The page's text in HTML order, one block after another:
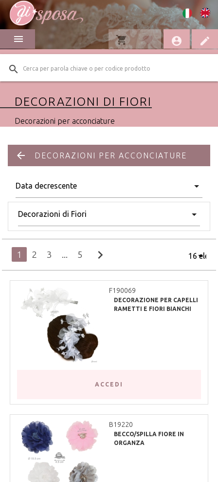
menu edit
account_circle
favorite
shopping_cart
search
DECORAZIONI DI FIORI
Decorazioni per acconciature
arrow_back DECORAZIONI PER ACCONCIATURE
1 2 3 ... 5 chevron_right
F190069
DECORAZIONE PER CAPELLI
RAMETTI E FIORI BIANCHI
ACCEDI
B19220
BECCO/SPILLA FIORE IN
ORGANZA